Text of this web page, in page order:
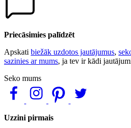
Priecāsimies palīdzēt
Apskati biežāk uzdotos jautājumus,
sazinies ar mums, ja tev ir kādi
Seko mums
Uzzini pirmais